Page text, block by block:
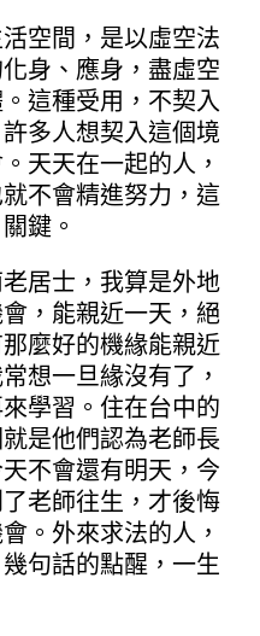
空間，是以虛空法
身、應身，盡虛空
這種受用，不契入
多人想契入這個境
天天在一起的人，
不會精進努力，這
鍵。
居士，我算是外地
，能親近一天，絕
麼好的機緣能親近
想一旦緣沒有了，
學習。住在台中的
是他們認為老師長
不會還有明天，今
老師往生，才後悔
。外來求法的人，
句話的點醒，一生